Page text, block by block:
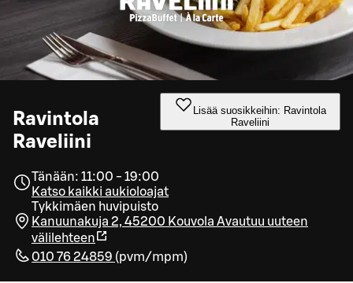
Ravintola
Raveliini
Lisää suosikkeihin: Ravintola
Raveliini
Tänään: 11:00 - 19:00
Katso kaikki aukioloajat
Tykkimäen huvipuisto
Kanuunakuja 2, 45200 Kouvola Avautuu uuteen
välilehteen
010 76 24859 (pvm/mpm)